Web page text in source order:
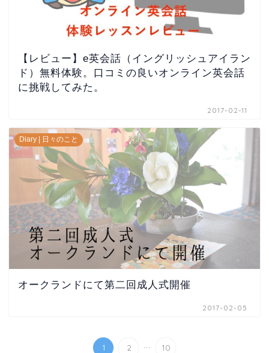
【レビュー】e英会話（イングリッシュアイラン
ド）無料体験。口コミの良いオンライン英会話
に挑戦してみた。
2017-02-11
Diary | 日々のこと
オークランドにて第二回成人式開催
2017-02-05
1 2 ... 10